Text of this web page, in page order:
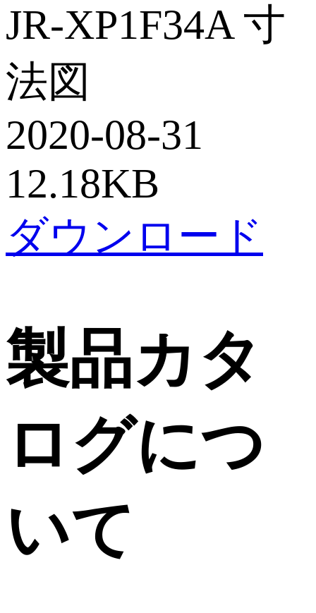
JR-XP1F34A 寸
法図
2020-08-31
12.18KB
ダウンロード
製品カタ
ログにつ
いて